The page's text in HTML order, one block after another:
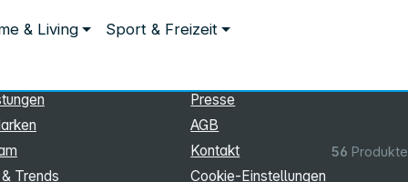
& Living Sport & Freizeit
56 Produkte
Trends
Presse
AGB
Kontakt
Cookie‑Einstellungen